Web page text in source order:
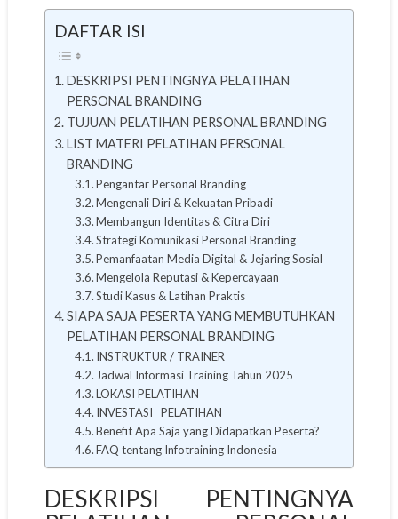
DAFTAR ISI
DESKRIPSI PENTINGNYA PELATIHAN
PERSONAL BRANDING
TUJUAN PELATIHAN PERSONAL BRANDING
LIST MATERI PELATIHAN PERSONAL
BRANDING
Pengantar Personal Branding
Mengenali Diri & Kekuatan Pribadi
Membangun Identitas & Citra Diri
Strategi Komunikasi Personal Branding
Pemanfaatan Media Digital & Jejaring Sosial
Mengelola Reputasi & Kepercayaan
Studi Kasus & Latihan Praktis
SIAPA SAJA PESERTA YANG MEMBUTUHKAN
PELATIHAN PERSONAL BRANDING
INSTRUKTUR / TRAINER
Jadwal Informasi Training Tahun 2025
LOKASI PELATIHAN
INVESTASI PELATIHAN
Benefit Apa Saja yang Didapatkan Peserta?
FAQ tentang Infotraining Indonesia
DESKRIPSI PENTINGNYA